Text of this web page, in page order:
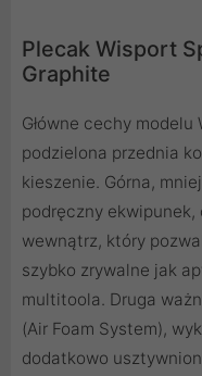
Plecak Wisport
Graphite
Główne cechy modelu
podzielona przednia
kieszenie. Górna,
podręczny ekwipunek,
wewnątrz, który
szybko zrywalne jak
multitoola. Druga
(Air Foam System),
dodatkowo